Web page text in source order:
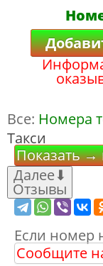
Все: Номера
Такси
Показать →
Далее⬇
Отзывы
Если номер
Сообщите